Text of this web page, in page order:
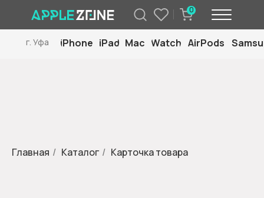
0
iPhone iPad Mac Watch AirPods
г. Уфа
Главная / Каталог / Карточка товара